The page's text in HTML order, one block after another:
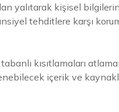
yalıtarak kişisel
tehditlere karşı
kısıtlamaları
içerik ve